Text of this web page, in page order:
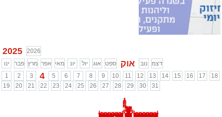
2025
2026
ינו
פבר מרץ אפר מאי יונ יול אוג ספט אוק נוב
דצמ
1
2 3 4 5 6 7 8 9 10 11 12 13 14 15 16 17
18
19
20 21 22 23 24 25 26 27 28 29 30 31